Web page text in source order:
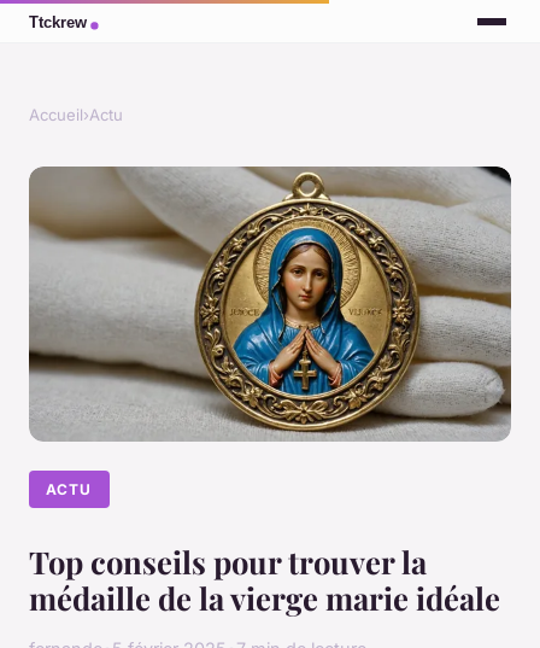
Accueil›Actu
ACTU
Top conseils pour trouver la
médaille de la vierge marie idéale